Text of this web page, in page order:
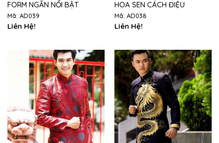
FORM NGẮN NỔI BẬT
Mã: AD039
Liên Hệ!
HOA SEN CÁCH ĐIỆU
Mã: AD038
Liên Hệ!